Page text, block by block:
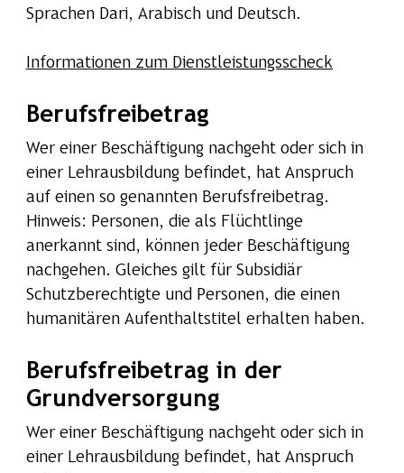
Sprachen Dari, Arabisch und Deutsch.
Informationen zum Dienstleistungsscheck
Berufsfreibetrag
Wer einer Beschäftigung nachgeht oder sich in
einer Lehrausbildung befindet, hat Anspruch
auf einen so genannten Berufsfreibetrag.
Hinweis: Personen, die als Flüchtlinge
anerkannt sind, können jeder Beschäftigung
nachgehen. Gleiches gilt für Subsidiär
Schutzberechtigte und Personen, die einen
humanitären Aufenthaltstitel erhalten haben.
Berufsfreibetrag in der
Grundversorgung
Wer einer Beschäftigung nachgeht oder sich in
einer Lehrausbildung befindet, hat Anspruch